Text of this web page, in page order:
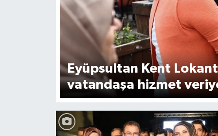
Eyüpsultan Kent
vatandaşa hizmet